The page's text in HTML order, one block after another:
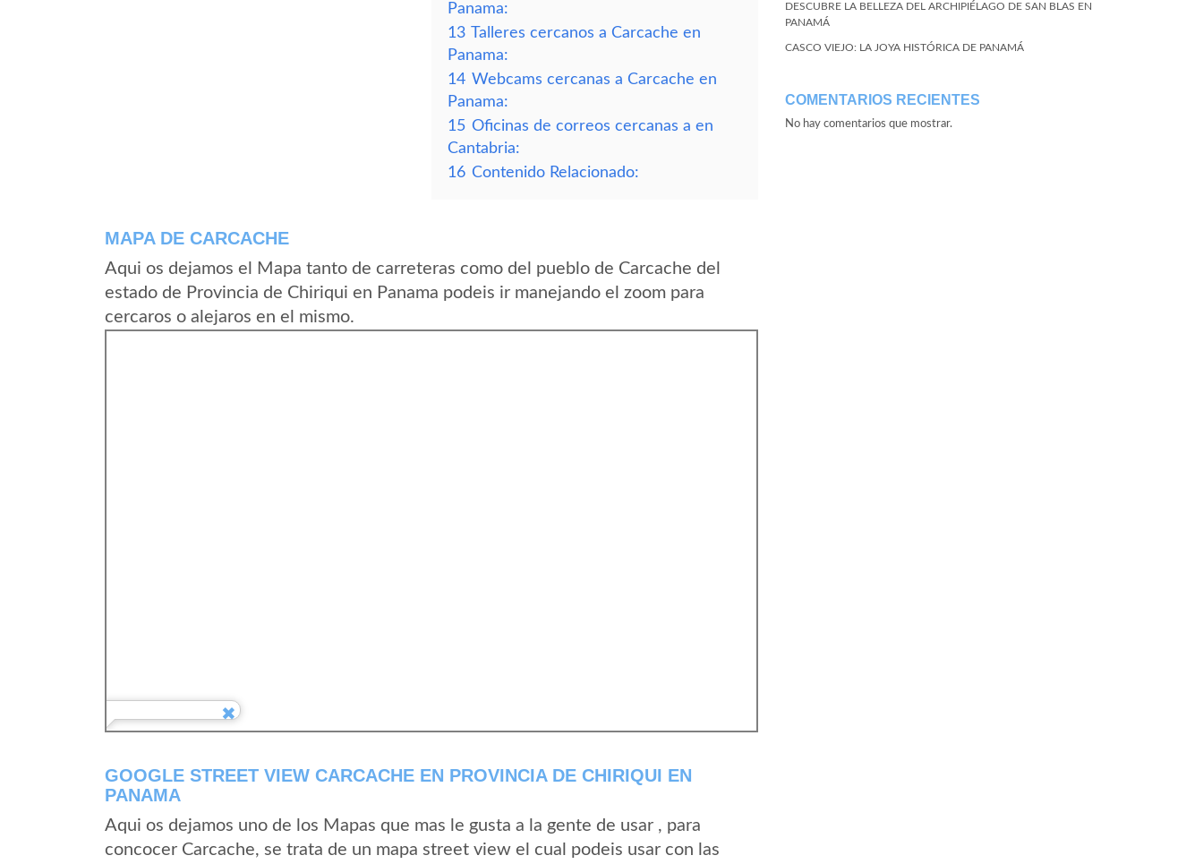
Panama:
13 Talleres cercanos a Carcache en
Panama:
14 Webcams cercanas a Carcache en
Panama:
15 Oficinas de correos cercanas a en
Cantabria:
16 Contenido Relacionado:
MAPA DE CARCACHE
Aqui os dejamos el Mapa tanto de carreteras como del pueblo de Carcache del
estado de Provincia de Chiriqui en Panama podeis ir manejando el zoom para
cercaros o alejaros en el mismo.
GOOGLE STREET VIEW CARCACHE EN PROVINCIA DE CHIRIQUI EN
PANAMA
Aqui os dejamos uno de los Mapas que mas le gusta a la gente de usar , para
concocer Carcache, se trata de un mapa street view el cual podeis usar con las
DESCUBRE LA BELLEZA DEL ARCHIPIÉLAGO DE SAN BLAS EN
PANAMÁ
CASCO VIEJO: LA JOYA HISTÓRICA DE PANAMÁ
COMENTARIOS RECIENTES
No hay comentarios que mostrar.